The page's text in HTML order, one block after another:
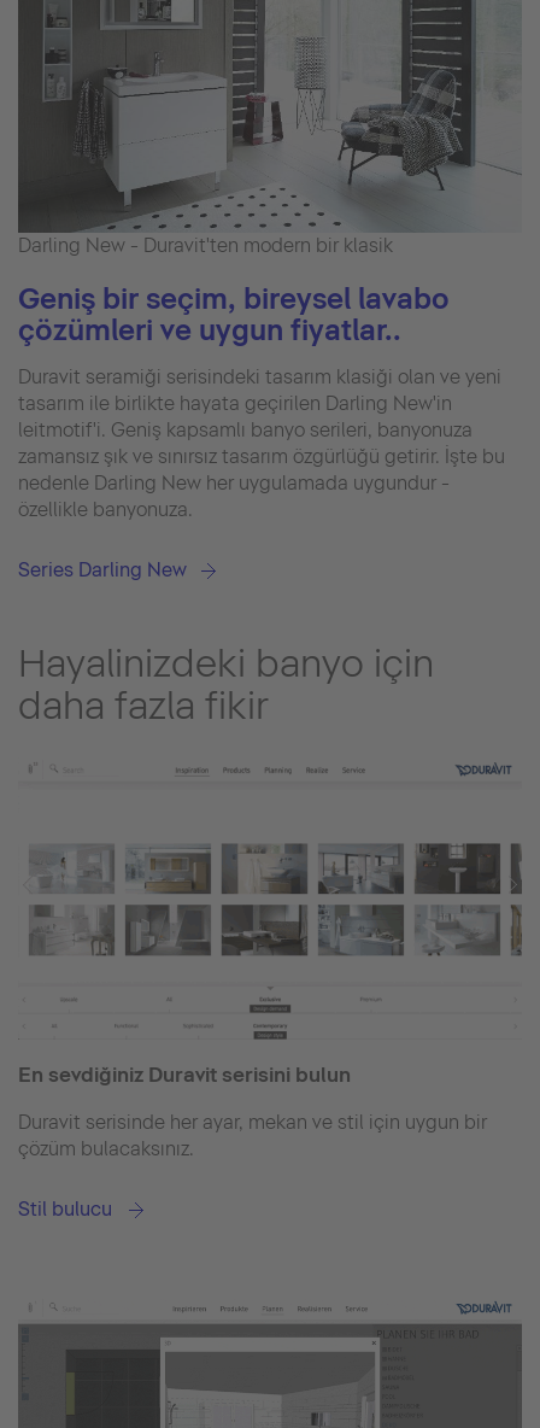
Darling New - Duravit'ten modern bir klasik
Geniş bir seçim, bireysel lavabo
çözümleri ve uygun fiyatlar..
Duravit seramiği serisindeki tasarım klasiği olan ve yeni
tasarım ile birlikte hayata geçirilen Darling New'in
leitmotif'i. Geniş kapsamlı banyo serileri, banyonuza
zamansız şık ve sınırsız tasarım özgürlüğü getirir. İşte bu
nedenle Darling New her uygulamada uygundur -
özellikle banyonuza.
Series Darling New
Hayalinizdeki banyo için
daha fazla fikir
En sevdiğiniz Duravit serisini bulun
Duravit serisinde her ayar, mekan ve stil için uygun bir
çözüm bulacaksınız.
Stil bulucu